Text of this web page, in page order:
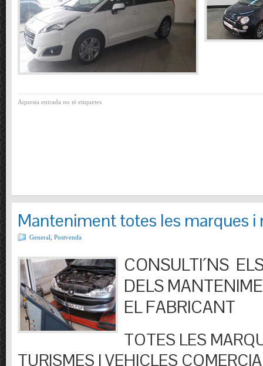
Aquesta entrada no té etiquetes
Manteniment totes les marques i
General Postvenda
CONSULTI´NS
DELS
EL FABRICANT
TOTES LES
TURISMES I VEHICLES